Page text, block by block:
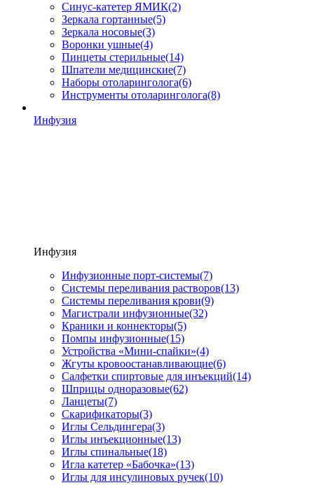
Синус-катетер ЯМИК(2)
Зеркала гортанные(5)
Зеркала носовые(3)
Воронки ушные(4)
Пинцеты стерильные(14)
Шпатели медицинские(7)
Наборы отоларинголога(6)
Инструменты отоларинголога(8)
Инфузия
Инфузия
Инфузионные порт-системы(7)
Системы переливания растворов(13)
Системы переливания крови(9)
Магистрали инфузионные(32)
Краники и коннекторы(5)
Помпы инфузионные(15)
Устройства «Мини-спайки»(4)
Жгуты кровоостанавливающие(6)
Салфетки спиртовые для инъекций(14)
Шприцы одноразовые(62)
Ланцеты(7)
Скарификаторы(3)
Иглы Сельдингера(3)
Иглы инъекционные(13)
Иглы спинальные(18)
Игла катетер «Бабочка»(13)
Иглы для инсулиновых ручек(10)